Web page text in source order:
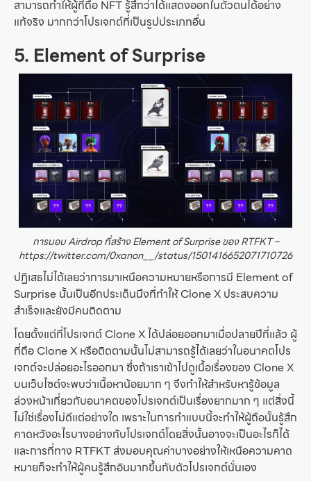
สามารถทำให้ผู้ที่ถือ NFT รู้สึกว่าได้แสดงออกในตัวตนได้อย่าง
แท้จริง มากกว่าโปรเจกต์ที่เป็นรูปประเภทอื่น
5. Element of Surprise
การมอบ Airdrop ที่สร้าง Element of Surprise ของ RTFKT –
https://twitter.com/0xanon__/status/1501416652071710726
ปฏิเสธไม่ได้เลยว่าการมาเหนือความหมายหรือการมี Element of
Surprise นั้นเป็นอีกประเด็นนึงที่ทำให้ Clone X ประสบความ
สำเร็จและยังมีคนติดตาม
โดยตั้งแต่ที่โปรเจกต์ Clone X ได้ปล่อยออกมาเมื่อปลายปีที่แล้ว ผู้
ที่ถือ Clone X หรือติดตามนั้นไม่สามารถรู้ได้เลยว่าในอนาคตโปร
เจกต์จะปล่อยอะไรออกมา ซึ่งถ้าเราเข้าไปดูเนื้อเรื่องของ Clone X
บนเว็บไซต์จะพบว่าเนื้อหาน้อยมาก ๆ จึงทำให้สำหรับหารู้ข้อมูล
ล่วงหน้าเกี่ยวกับอนาคตของโปรเจกต์เป็นเรื่องยากมาก ๆ แต่สิ่งนี้
ไม่ใช่เรื่องไม่ดีแต่อย่างใด เพราะในการทำแบบนี้จะทำให้ผู้ถือนั้นรู้สึก
คาดหวังอะไรบางอย่างกับโปรเจกต์โดยสิ่งนั้นอาจจะเป็นอะไรก็ได้
และการที่ทาง RTFKT ส่งมอบคุณค่าบางอย่างให้เหนือความคาด
หมายก็จะทำให้ผู้คนรู้สึกอินมากขึ้นกับตัวโปรเจกต์นั่นเอง